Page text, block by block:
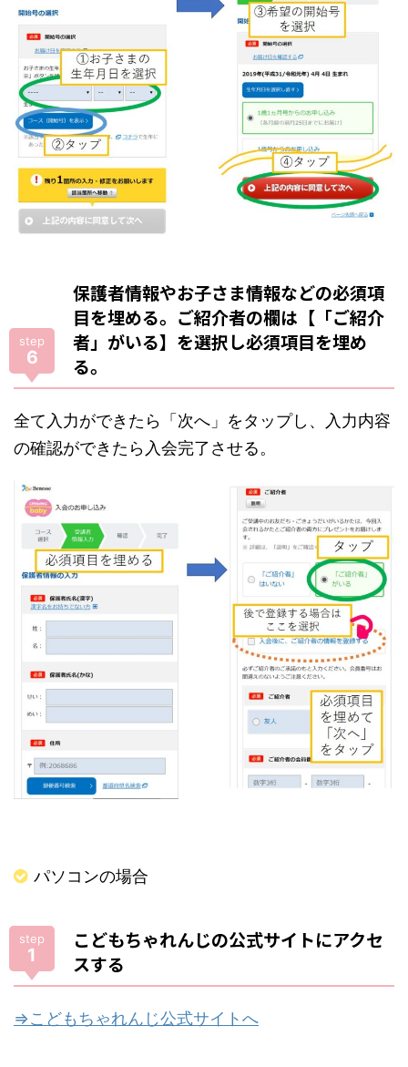
step
6
保護者情報やお子さま情報などの必須項
目を埋める。ご紹介者の欄は【「ご紹介
者」がいる】を選択し必須項目を埋め
る。
全て入力ができたら「次へ」をタップし、入力内容
の確認ができたら入会完了させる。
パソコンの場合
step
1
こどもちゃれんじの公式サイトにアクセ
スする
⇒こどもちゃれんじ公式サイトへ